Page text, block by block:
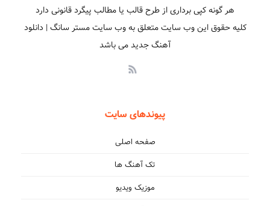
هر گونه کپی برداری از طرح قالب یا مطالب پیگرد قانونی دارد
کلیه حقوق این وب سایت متعلق به وب سایت مستر سانگ | دانلود
آهنگ جدید می باشد
پیوندهای سایت
صفحه اصلی
تک آهنگ ها
موزیک ویدیو